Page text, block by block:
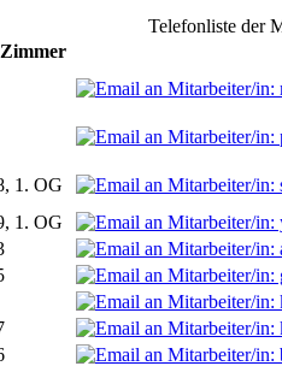
Telefonliste der
Zimmer
1. OG
1. OG